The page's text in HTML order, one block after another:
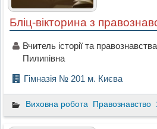
Бліц-вікторина з
Вчитель історії та
Пилипівна
Гімназія № 201 м. Києва
Виховна робота Правознавство